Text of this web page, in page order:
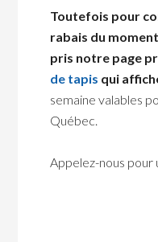
Toutefois pour
rabais du
pris notre page
de tapis qui
semaine valables
Québec.
Appelez-nous pour